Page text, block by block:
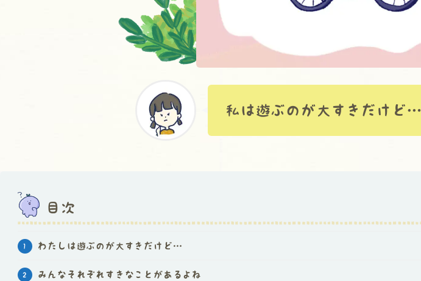
私は遊ぶのが大すきだけど…
目次
わたしは遊ぶのが大すきだけど…
みんなそれぞれすきなことがあるよね